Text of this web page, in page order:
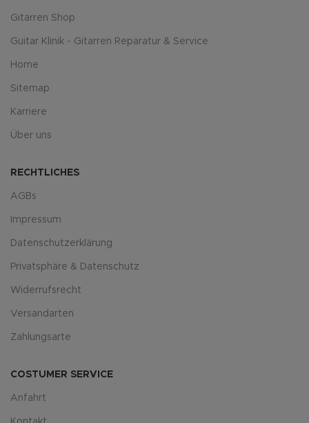
Gitarren Shop
Guitar Klinik - Gitarren Reparatur & Service
Home
Sitemap
Karriere
Über uns
RECHTLICHES
AGBs
Impressum
Datenschutzerklärung
Privatsphäre & Datenschutz
Widerrufsrecht
Versandarten
Zahlungsarte
COSTUMER SERVICE
Anfahrt